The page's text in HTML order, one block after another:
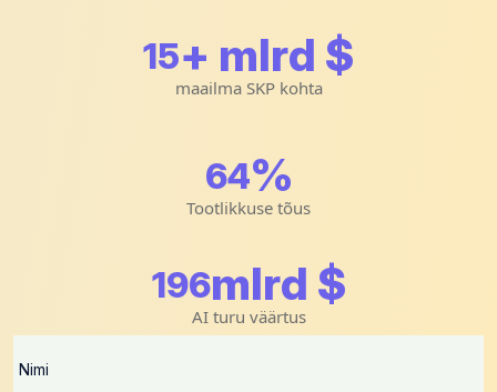
15+ mlrd $
maailma SKP kohta
64%
Tootlikkuse tõus
196mlrd $
AI turu väärtus